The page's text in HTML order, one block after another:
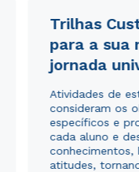
Trilhas
para a sua
jornada
Atividades de
consideram os
específicos e
cada aluno e
conhecimentos,
atitudes,